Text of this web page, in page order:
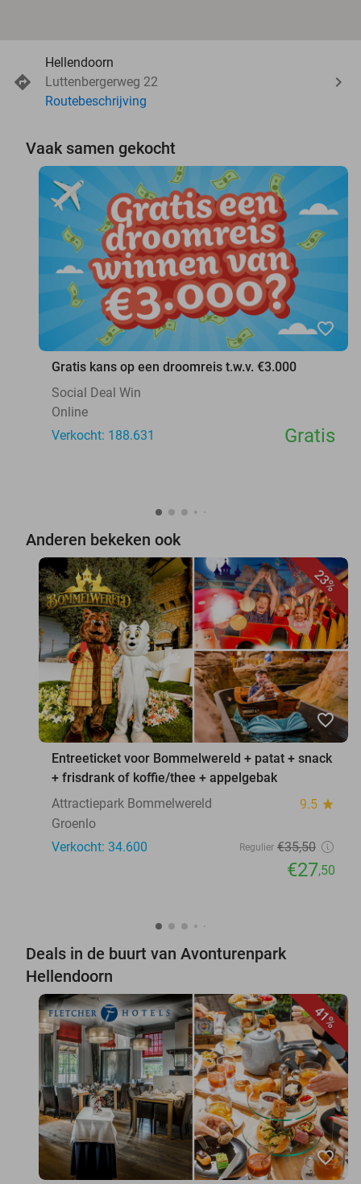
Hellendoorn
Luttenbergerweg 22
Routebeschrijving
Vaak samen gekocht
favorite_border
Gratis kans op een droomreis t.w.v. €3.000
Social Deal Win
Online
Verkocht: 188.631
Gratis
Anderen bekeken ook
23%
favorite_border
Entreeticket voor Bommelwereld + patat + snack
+ frisdrank of koffie/thee + appelgebak
Attractiepark Bommelwereld
9.5 star
Groenlo
Verkocht: 34.600
Regulier €35,50
€27,50
Deals in de buurt van Avonturenpark
Hellendoorn
41%
favorite_border